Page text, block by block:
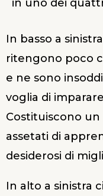
in uno dei
In basso a
ritengono poco
e ne sono
voglia di
Costituiscono
assetati di
desiderosi di
In alto a sinistra